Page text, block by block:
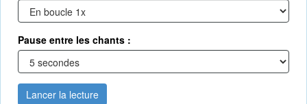
Pause entre les chants :
Lancer la lecture